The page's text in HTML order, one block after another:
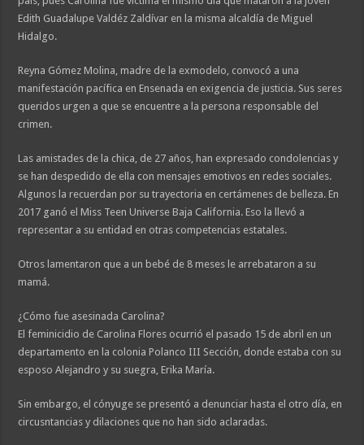
Edith Guadalupe Valdéz Zaldívar en la misma alcaldía de Miguel
Hidalgo.
Reyna Gómez Molina, madre de la exmodelo, convocó a una
manifestación pacífica en Ensenada en exigencia de justicia. Sus seres
queridos urgen a que se encuentre a la persona responsable del
crimen.
Las amistades de la chica, de 27 años, han expresado condolencias y
se han despedido de ella con mensajes emotivos en redes sociales.
Algunos la recuerdan por su trayectoria en certámenes de belleza. En
2017 ganó el Miss Teen Universe Baja California. Eso la llevó a
representar a su entidad en otras competencias estatales.
Otros lamentaron que a un bebé de 8 meses le arrebataron a su
mamá.
¿Cómo fue asesinada Carolina?
El feminicidio de Carolina Flores ocurrió el pasado 15 de abril en un
departamento en la colonia Polanco III Sección, donde estaba con su
esposo Alejandro y su suegra, Erika María.
Sin embargo, el cónyuge se presentó a denunciar hasta el otro día, en
circusntancias y dilaciones que no han sido aclaradas.